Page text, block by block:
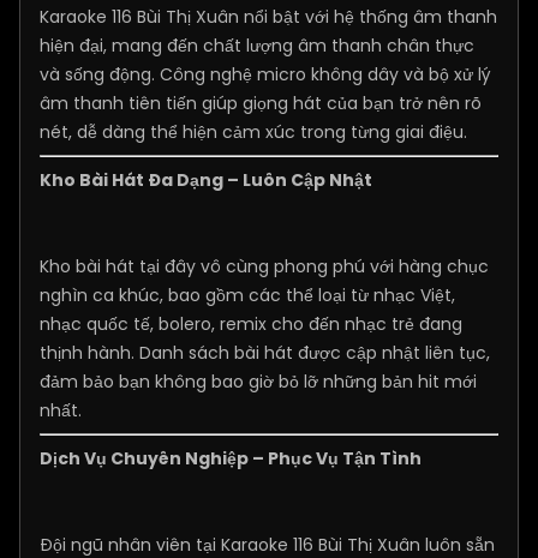
Karaoke 116 Bùi Thị Xuân nổi bật với hệ thống âm thanh
hiện đại, mang đến chất lượng âm thanh chân thực
và sống động. Công nghệ micro không dây và bộ xử lý
âm thanh tiên tiến giúp giọng hát của bạn trở nên rõ
nét, dễ dàng thể hiện cảm xúc trong từng giai điệu.
Kho Bài Hát Đa Dạng – Luôn Cập Nhật
Kho bài hát tại đây vô cùng phong phú với hàng chục
nghìn ca khúc, bao gồm các thể loại từ nhạc Việt,
nhạc quốc tế, bolero, remix cho đến nhạc trẻ đang
thịnh hành. Danh sách bài hát được cập nhật liên tục,
đảm bảo bạn không bao giờ bỏ lỡ những bản hit mới
nhất.
Dịch Vụ Chuyên Nghiệp – Phục Vụ Tận Tình
Đội ngũ nhân viên tại Karaoke 116 Bùi Thị Xuân luôn sẵn